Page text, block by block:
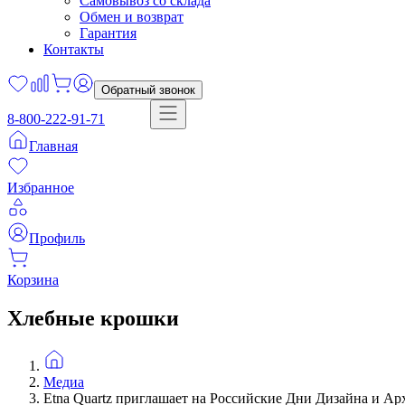
Обмен и возврат
Гарантия
Контакты
Обратный звонок
8-800-222-91-71
Главная
Избранное
Профиль
Корзина
Хлебные крошки
Медиа
Etna Quartz приглашает на Российские Дни Дизайна и